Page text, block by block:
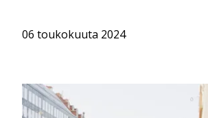
06 toukokuuta 2024